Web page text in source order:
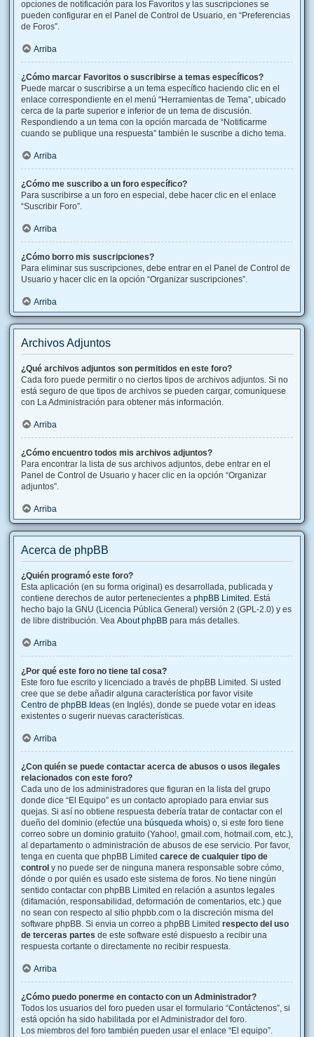
opciones de notificación para los Favoritos y las suscripciones se
pueden configurar en el Panel de Control de Usuario, en “Preferencias
de Foros”.
Arriba
¿Cómo marcar Favoritos o suscribirse a temas específicos?
Puede marcar o suscribirse a un tema específico haciendo clic en el
enlace correspondiente en el menú “Herramientas de Tema”, ubicado
cerca de la parte superior e inferior de un tema de discusión.
Respondiendo a un tema con la opción marcada de “Notificarme
cuando se publique una respuesta” también le suscribe a dicho tema.
Arriba
¿Cómo me suscribo a un foro específico?
Para suscribirse a un foro en especial, debe hacer clic en el enlace
“Suscribir Foro”.
Arriba
¿Cómo borro mis suscripciones?
Para eliminar sus suscripciones, debe entrar en el Panel de Control de
Usuario y hacer clic en la opción “Organizar suscripciones”.
Arriba
Archivos Adjuntos
¿Qué archivos adjuntos son permitidos en este foro?
Cada foro puede permitir o no ciertos tipos de archivos adjuntos. Si no
está seguro de que tipos de archivos se pueden cargar, comuníquese
con La Administración para obtener más información.
Arriba
¿Cómo encuentro todos mis archivos adjuntos?
Para encontrar la lista de sus archivos adjuntos, debe entrar en el
Panel de Control de Usuario y hacer clic en la opción “Organizar
adjuntos”.
Arriba
Acerca de phpBB
¿Quién programó este foro?
Esta aplicación (en su forma original) es desarrollada, publicada y
contiene derechos de autor pertenecientes a phpBB Limited . Está
hecho bajo la GNU (Licencia Pública General) versión 2 (GPL-2.0) y es
de libre distribución. Vea About phpBB para más detalles.
Arriba
¿Por qué este foro no tiene tal cosa?
Este foro fue escrito y licenciado a través de phpBB Limited. Si usted
cree que se debe añadir alguna característica por favor visite
Centro de phpBB Ideas (en Inglés), donde se puede votar en ideas
existentes o sugerir nuevas características.
Arriba
¿Con quién se puede contactar acerca de abusos o usos ilegales
relacionados con este foro?
Cada uno de los administradores que figuran en la lista del grupo
donde dice “El Equipo” es un contacto apropiado para enviar sus
quejas. Si así no obtiene respuesta debería tratar de contactar con el
dueño del dominio (efectúe una búsqueda whois) o, si este foro tiene
correo sobre un dominio gratuito (Yahoo!, gmail.com, hotmail.com, etc.),
al departamento o administración de abusos de ese servicio. Por favor,
tenga en cuenta que phpBB Limited carece de cualquier tipo de
control y no puede ser de ninguna manera responsable sobre cómo,
dónde o por quién es usado este sistema de foros. No tiene ningún
sentido contactar con phpBB Limited en relación a asuntos legales
(difamación, responsabilidad, deformación de comentarios, etc.) que
no sean con respecto al sitio phpbb.com o la discreción misma del
software phpBB. Si envia un correo a phpBB Limited respecto del uso
de terceras partes de este software esté dispuesto a recibir una
respuesta cortante o directamente no recibir respuesta.
Arriba
¿Cómo puedo ponerme en contacto con un Administrador?
Todos los usuarios del foro pueden usar el formulario “Contáctenos”, si
está opción ha sido habilitada por el Administrador del foro.
Los miembros del foro también pueden usar el enlace “El equipo”.